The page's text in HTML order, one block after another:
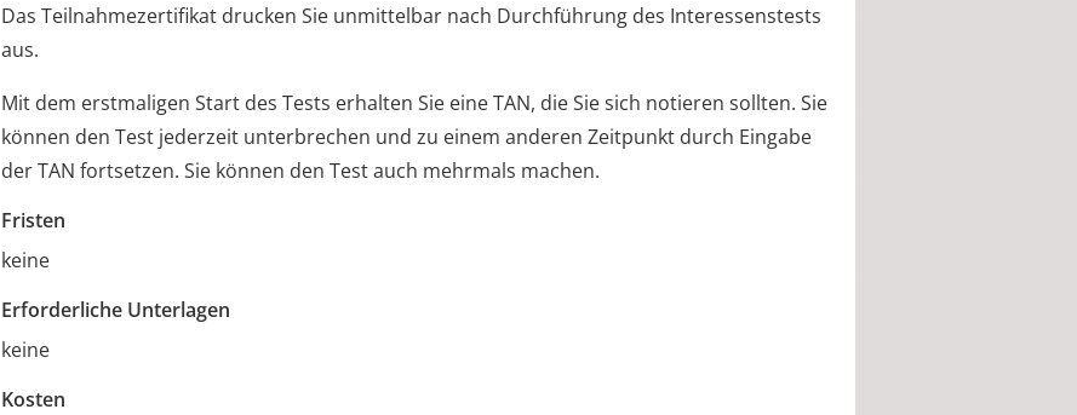
Das Teilnahmezertifikat drucken Sie unmittelbar nach Durchführung des Interessenstests
aus.
Mit dem erstmaligen Start des Tests erhalten Sie eine TAN, die Sie sich notieren sollten. Sie
können den Test jederzeit unterbrechen und zu einem anderen Zeitpunkt durch Eingabe
der TAN fortsetzen. Sie können den Test auch mehrmals machen.
Fristen
keine
Erforderliche Unterlagen
keine
Kosten